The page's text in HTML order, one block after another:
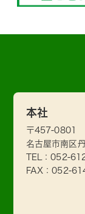
本社
〒457-0801
名古屋市南区
TEL：052-
FAX：052-